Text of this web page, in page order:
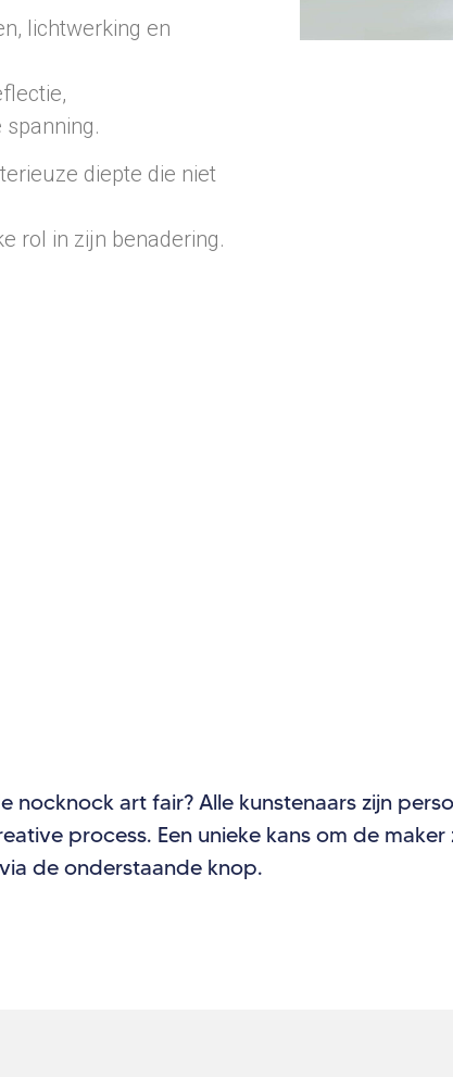
lichtwerking en
diepte die niet
rol in zijn benadering.
art fair? Alle kunstenaars zijn
process. Een unieke kans om de
de onderstaande knop.